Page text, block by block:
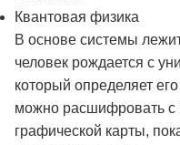
Квантовая физика
В основе системы
человек рождается с
который определяет
можно расшифровать
графической карты,